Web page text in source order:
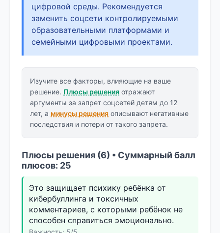
цифровой среды. Рекомендуется
заменить соцсети контролируемыми
образовательными платформами и
семейными цифровыми проектами.
Изучите все факторы, влияющие на ваше
решение. Плюсы решения отражают
аргументы за запрет соцсетей детям до 12
лет, а минусы решения описывают негативные
последствия и потери от такого запрета.
Плюсы решения (6) • Суммарный балл
плюсов: 25
Это защищает психику ребёнка от
кибербуллинга и токсичных
комментариев, с которыми ребёнок не
способен справиться эмоционально.